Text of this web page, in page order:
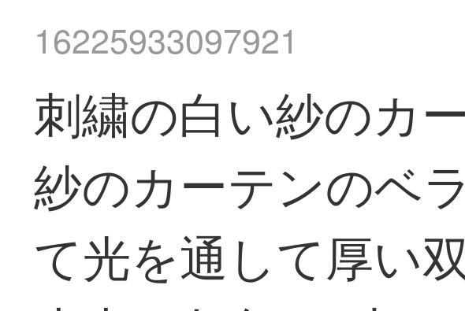
16225933097921
刺繍の白い紗のカ
紗のカーテンのベ
て光を通して厚い